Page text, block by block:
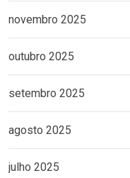
novembro 2025
outubro 2025
setembro 2025
agosto 2025
julho 2025